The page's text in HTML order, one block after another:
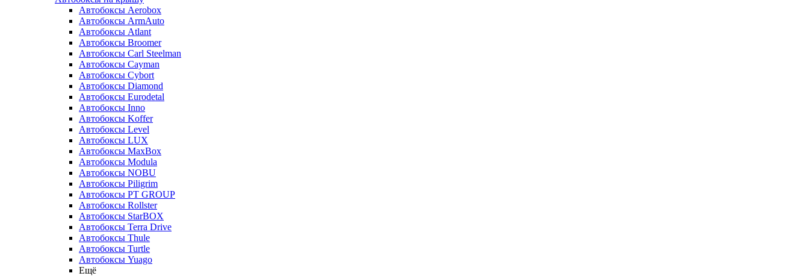
Автобоксы Aerobox
Автобоксы ArmAuto
Автобоксы Atlant
Автобоксы Broomer
Автобоксы Carl Steelman
Автобоксы Cayman
Автобоксы Cybort
Автобоксы Diamond
Автобоксы Eurodetal
Автобоксы Inno
Автобоксы Koffer
Автобоксы Level
Автобоксы LUX
Автобоксы MaxBox
Автобоксы Modula
Автобоксы NOBU
Автобоксы Piligrim
Автобоксы PT GROUP
Автобоксы Rollster
Автобоксы StarBOX
Автобоксы Terra Drive
Автобоксы Thule
Автобоксы Turtle
Автобоксы Yuago
Ещё